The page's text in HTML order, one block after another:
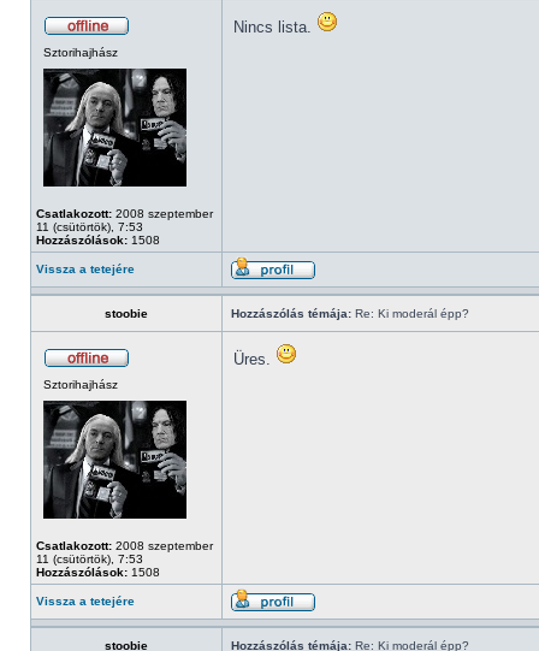
Sztorihajhász
Csatlakozott: 2008 szeptember
11 (csütörtök), 7:53
Hozzászólások: 1508
Nincs lista.
Vissza a tetejére
stoobie Hozzászólás témája: Re: Ki moderál épp?
Sztorihajhász
Csatlakozott: 2008 szeptember
11 (csütörtök), 7:53
Hozzászólások: 1508
Üres.
Vissza a tetejére
stoobie Hozzászólás témája: Re: Ki moderál épp?